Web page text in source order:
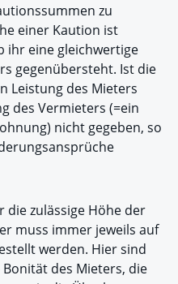
zu
einer Kaution ist
ihr eine gleichwertige
gegenübersteht. Ist die
Leistung des Mieters
des Vermieters (=ein
nicht gegeben, so
die zulässige Höhe der
muss immer jeweils auf
werden. Hier sind
des Mieters, die